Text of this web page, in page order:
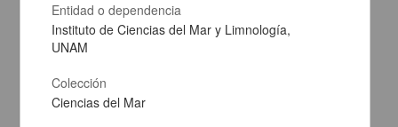
Entidad o dependencia
Instituto de Ciencias del Mar y Limnología,
UNAM
Colección
Ciencias del Mar